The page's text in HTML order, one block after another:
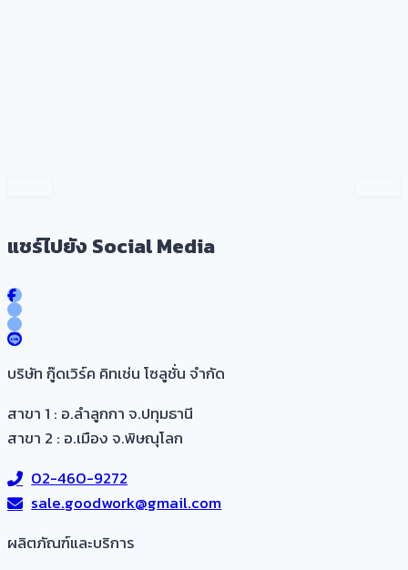
แชร์ไปยัง Social Media
บริษัท กู๊ดเวิร์ค คิทเช่น โซลูชั่น จำกัด
สาขา 1 : อ.ลำลูกกา จ.ปทุมธานี
สาขา 2 : อ.เมือง จ.พิษณุโลก
02-460-9272
sale.goodwork@gmail.com
ผลิตภัณฑ์และบริการ​